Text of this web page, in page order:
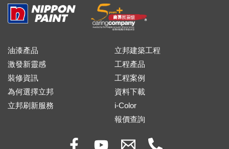
油漆產品
激發新靈感
裝修資訊
為何選擇立邦
立邦刷新服務
立邦建築工程
工程產品
工程案例
資料下載
i-Color
報價查詢